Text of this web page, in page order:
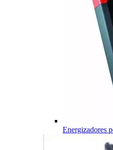
Energizadores